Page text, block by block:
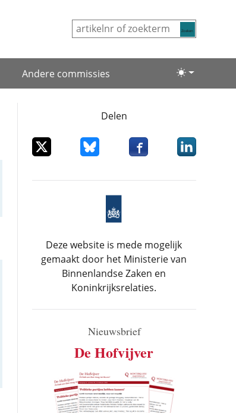
Lichte/
Andere commissies
Delen
Deel dit item op XDeel dit item op Bluesky
Deel dit item op
Deel dit
Deze website is mede mogelijk
gemaakt door het Ministerie van
Binnenlandse Zaken en
Koninkrijksrelaties.
Nieuwsbrief
De Hofvijver